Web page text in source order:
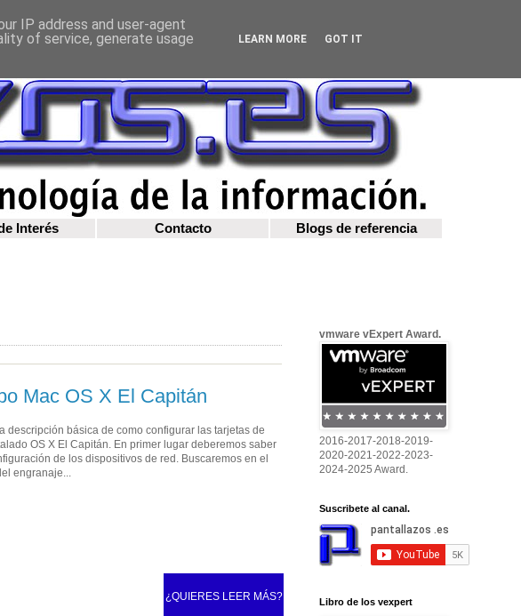
Interés Contacto Blogs de referencia
Mac OS X El Capitán
descripción básica de como configurar las tarjetas de
OS X El Capitán. En primer lugar deberemos saber
de los dispositivos de red. Buscaremos en el
engranaje...
¿QUIERES LEER MÁS?
vmware vExpert Award.
2016-2017-2018-2019-
2020-2021-2022-2023-
2024-2025 Award.
Suscribete al canal.
Libro de los vexpert
IP address and user-agent
of service, generate usage
LEARN MORE GOT IT